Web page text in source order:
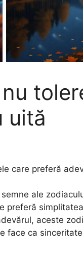
uită
care preferă
ale
preferă
aceste
face ca